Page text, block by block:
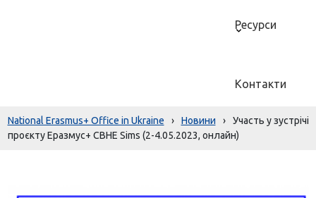
Ресурси
Контакти
National Erasmus+ Office in Ukraine › Новини ›
Участь у зустрічі
проєкту Еразмус+ CBHE Sims (2-4.05.2023, онлайн)